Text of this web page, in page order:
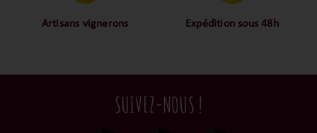
notre ADN c’est pourquoi
alors oui ça fait beaucoup
mais nous sommes des
Artisans vignerons
terroir, iIs aiment
le gardent précieusement
Expédition sous 48h
commandes sont toutes
48h et confiées aux
SUIVEZ-NOUS !